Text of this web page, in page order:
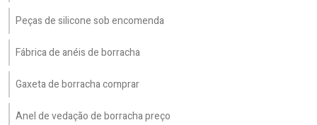
Peças de silicone sob encomenda
Fábrica de anéis de borracha
Gaxeta de borracha comprar
Anel de vedação de borracha preço